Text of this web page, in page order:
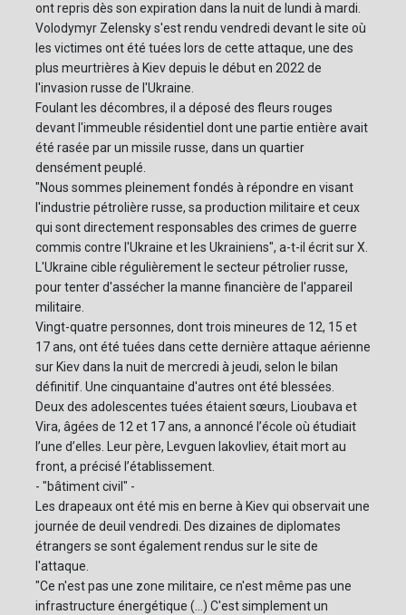
ont repris dès son expiration dans la nuit de lundi à mardi.
Volodymyr Zelensky s'est rendu vendredi devant le site où
les victimes ont été tuées lors de cette attaque, une des
plus meurtrières à Kiev depuis le début en 2022 de
l'invasion russe de l'Ukraine.
Foulant les décombres, il a déposé des fleurs rouges
devant l'immeuble résidentiel dont une partie entière avait
été rasée par un missile russe, dans un quartier
densément peuplé.
"Nous sommes pleinement fondés à répondre en visant
l'industrie pétrolière russe, sa production militaire et ceux
qui sont directement responsables des crimes de guerre
commis contre l'Ukraine et les Ukrainiens", a-t-il écrit sur X.
L'Ukraine cible régulièrement le secteur pétrolier russe,
pour tenter d'assécher la manne financière de l'appareil
militaire.
Vingt-quatre personnes, dont trois mineures de 12, 15 et
17 ans, ont été tuées dans cette dernière attaque aérienne
sur Kiev dans la nuit de mercredi à jeudi, selon le bilan
définitif. Une cinquantaine d'autres ont été blessées.
Deux des adolescentes tuées étaient sœurs, Lioubava et
Vira, âgées de 12 et 17 ans, a annoncé l’école où étudiait
l’une d’elles. Leur père, Levguen Iakovliev, était mort au
front, a précisé l’établissement.
- "bâtiment civil" -
Les drapeaux ont été mis en berne à Kiev qui observait une
journée de deuil vendredi. Des dizaines de diplomates
étrangers se sont également rendus sur le site de
l'attaque.
"Ce n'est pas une zone militaire, ce n'est même pas une
infrastructure énergétique (...) C'est simplement un